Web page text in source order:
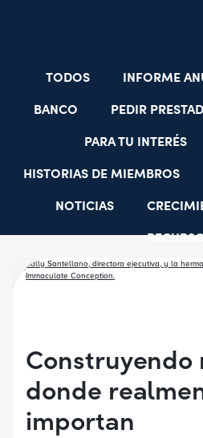
TODOS INFORME
BANCO
PEDIR
PARA TU INTERÉS
HISTORIAS DE MIEMBROS
NOTICIAS
SELECCIONAR GRUPOS
Construyendo
donde
importan